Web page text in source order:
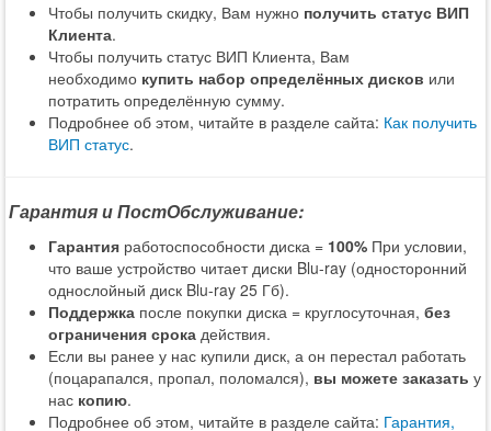
Чтобы получить скидку, Вам нужно получить статус ВИП
Клиента.
Чтобы получить статус ВИП Клиента, Вам
необходимо купить набор определённых дисков или
потратить определённую сумму.
Подробнее об этом, читайте в разделе сайта: Как получить
ВИП статус.
Гарантия и ПостОбслуживание:
Гарантия работоспособности диска = 100% При условии,
что ваше устройство читает диски Blu-ray (односторонний
однослойный диск Blu-ray 25 Гб).
Поддержка после покупки диска = круглосуточная, без
ограничения срока действия.
Если вы ранее у нас купили диск, а он перестал работать
(поцарапался, пропал, поломался), вы можете заказать у
нас копию.
Подробнее об этом, читайте в разделе сайта: Гарантия,